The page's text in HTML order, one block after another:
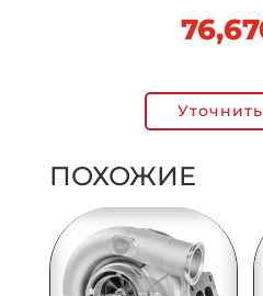
ПОХОЖИЕ